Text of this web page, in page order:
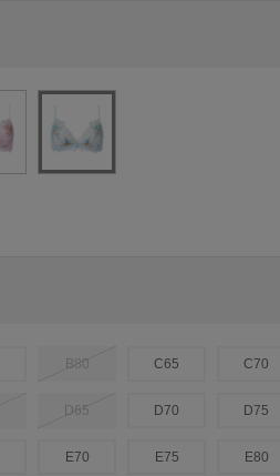
B80 C65 C70
D65 D70 D75
E70 E75 E80